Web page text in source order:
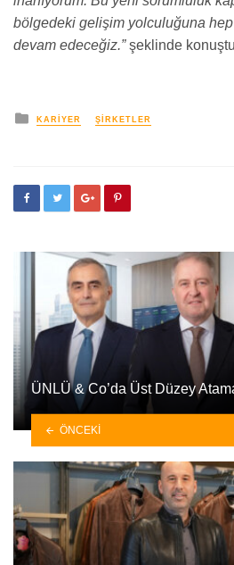
bölgedeki gelişim yolculuğuna
devam edeceğiz.”şeklinde
yayınlanan
KARIYER ŞIRKETLER
ÜNLÜ & Co’da Üst Düzey
ÖNCEKI